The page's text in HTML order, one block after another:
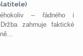
– řádného i
zahrnuje faktické